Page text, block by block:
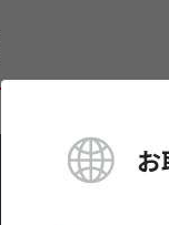
お
品番検索